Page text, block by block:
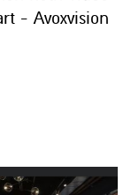
- Avoxvision